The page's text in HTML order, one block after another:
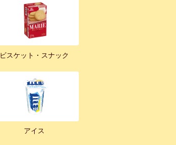
ビスケット・スナック
アイス